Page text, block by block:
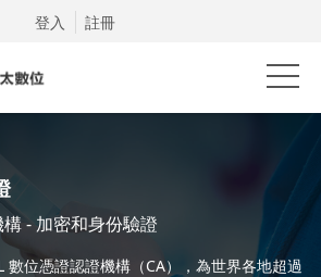
登入 註冊
- 加密和身份驗證
數位憑證認證機構（CA），為世界各地超過